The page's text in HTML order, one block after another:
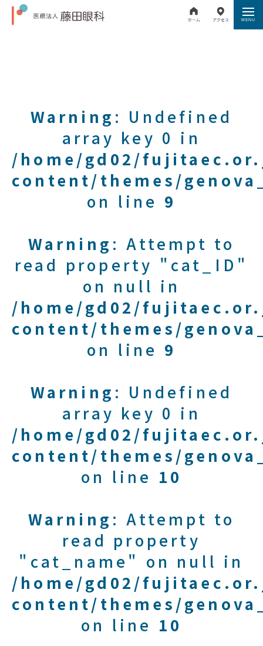
Warning : Undefined
array key 0 in
/home/gd02/
content/themes/
on line 9
Warning : Attempt to
read property "cat_ID"
on null in
/home/gd02/
content/themes/
on line 9
Warning : Undefined
array key 0 in
/home/gd02/
content/themes/
on line 10
Warning : Attempt to
read property
"cat_name" on null in
/home/gd02/
content/themes/
on line 10